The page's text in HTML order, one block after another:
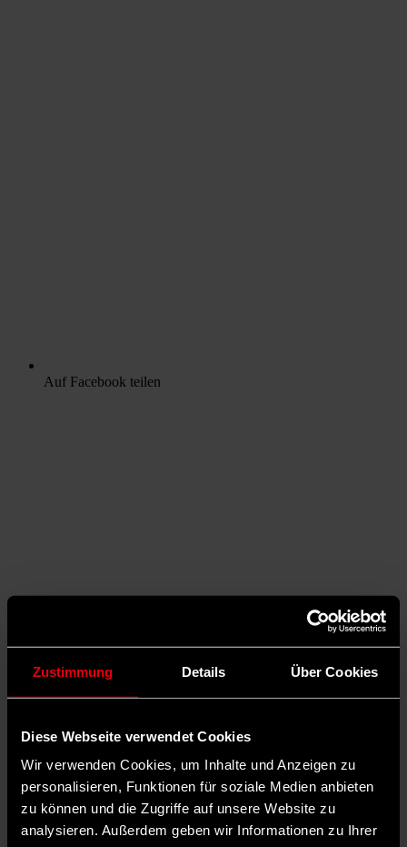
Zustimmung Details Über Cookies
Diese Webseite verwendet Cookies
Wir verwenden Cookies, um Inhalte und Anzeigen zu
personalisieren, Funktionen für soziale Medien anbieten
zu können und die Zugriffe auf unsere Website zu
analysieren. Außerdem geben wir Informationen zu Ihrer
Auf Facebook teilen
Auf X teilen
Teilen 0 Kommentare Dark Mode